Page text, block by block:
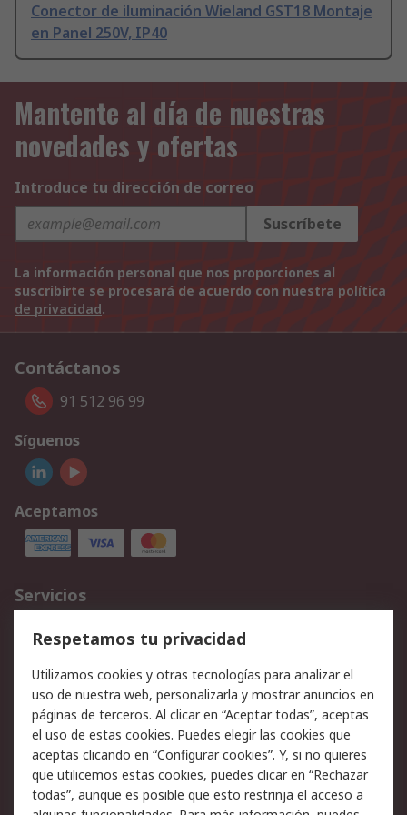
Conector de iluminación Wieland GST18 Montaje
en Panel 250V, IP40
Mantente al día de nuestras
novedades y ofertas
Introduce tu dirección de correo
Suscríbete
La información personal que nos proporciones al
suscribirte se procesará de acuerdo con nuestra política
de privacidad.
Contáctanos
91 512 96 99
Síguenos
Aceptamos
Servicios
Cómo realizar pedidos
Devoluciones
Facturación y pago
Ofertas
Soporte técnico
Legal
Aviso legal
Política de privacidad -
Actualizada
Política sobre cookies
Seguridad de emails
Respetamos tu privacidad
Utilizamos cookies y otras tecnologías para analizar el
uso de nuestra web, personalizarla y mostrar anuncios en
páginas de terceros. Al clicar en “Aceptar todas”, aceptas
el uso de estas cookies. Puedes elegir las cookies que
aceptas clicando en “Configurar cookies”. Y, si no quieres
que utilicemos estas cookies, puedes clicar en “Rechazar
todas”, aunque es posible que esto restrinja el acceso a